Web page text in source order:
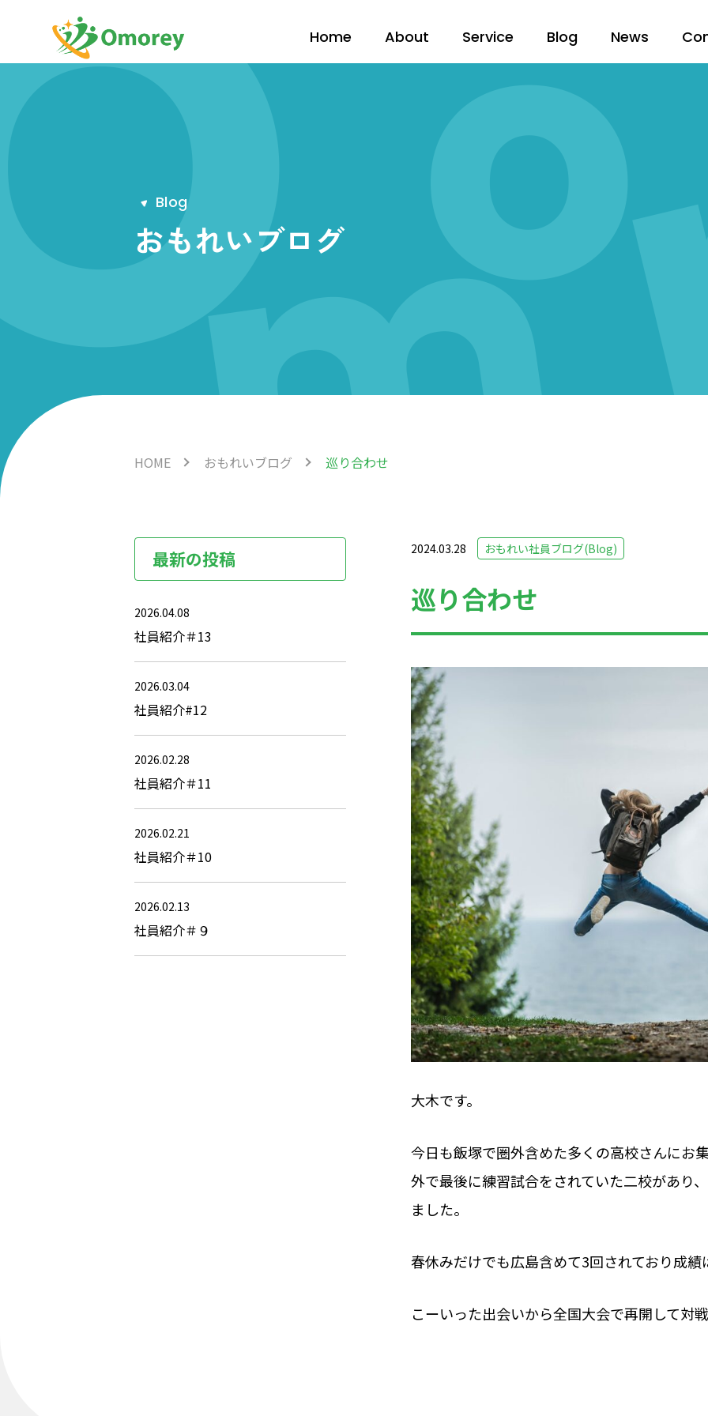
Home About Service Blog News
Blog
おもれいブログ
HOME おもれいブログ 巡り合わせ
2024.03.28 おもれい社員ブログ(Blog)
巡り合わせ
大木です。
今日も飯塚で圏外含めた多くの高校さんにお
外で最後に練習試合をされていた二校があり
ました。
春休みだけでも広島含めて3回されており成績
こーいった出会いから全国大会で再開して対
最新の投稿
2026.04.08
社員紹介＃13
2026.03.04
社員紹介#12
2026.02.28
社員紹介＃11
2026.02.21
社員紹介＃10
2026.02.13
社員紹介＃９